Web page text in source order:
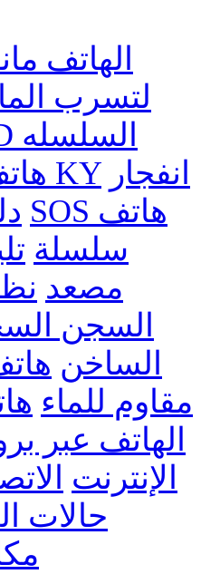
الهاتف
لتسرب
الهاتف العام ZD السلسله
هاتف مكبر الصوت KY انفجار
SOS هاتف
EM GSM سلسلة
مصعد
السجن
الساخن
مقاوم للماء
الهاتف عبر
الإنترنت
حالات